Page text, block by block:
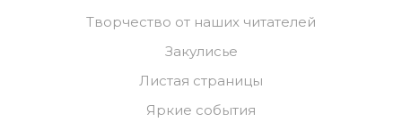
Творчество от наших читателей
Закулисье
Листая страницы
Яркие события